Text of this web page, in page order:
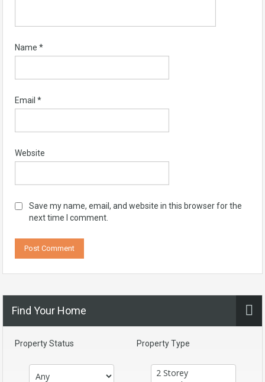
Name *
Email *
Website
Save my name, email, and website in this browser for the
next time I comment.
Find Your Home
Property Status Property Type